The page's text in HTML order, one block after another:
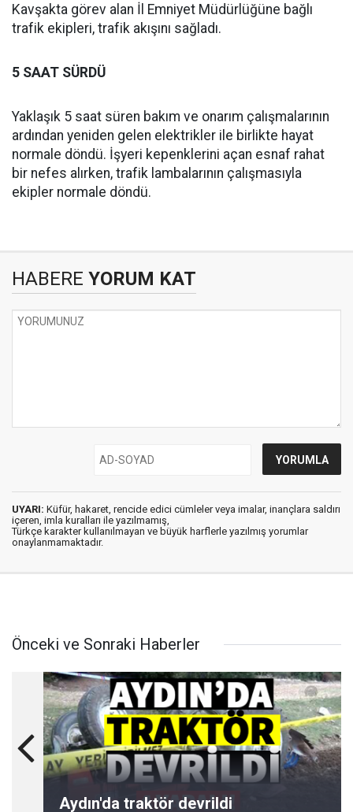
Kavşakta görev alan İl Emniyet Müdürlüğüne bağlı
trafik ekipleri, trafik akışını sağladı.
5 SAAT SÜRDÜ
Yaklaşık 5 saat süren bakım ve onarım çalışmalarının
ardından yeniden gelen elektrikler ile birlikte hayat
normale döndü. İşyeri kepenklerini açan esnaf rahat
bir nefes alırken, trafik lambalarının çalışmasıyla
ekipler normale döndü.
HABERE YORUM KAT
UYARI: Küfür, hakaret, rencide edici cümleler veya imalar, inançlara saldırı
içeren, imla kuralları ile yazılmamış,
Türkçe karakter kullanılmayan ve büyük harflerle yazılmış yorumlar
onaylanmamaktadır.
Önceki ve Sonraki Haberler
Aydın'da traktör devrildi